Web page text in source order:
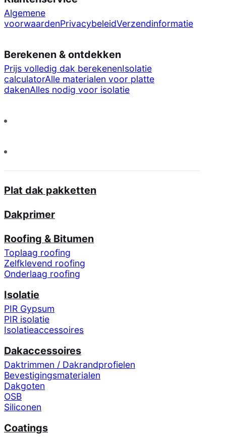
Algemene
voorwaardenPrivacybeleidVerzendinformatie
Berekenen & ontdekken
Prijs volledig dak berekenenIsolatie
calculatorAlle materialen voor platte
dakenAlles nodig voor isolatie
Plat dak pakketten
Dakprimer
Roofing & Bitumen
Toplaag roofing
Zelfklevend roofing
Onderlaag roofing
Isolatie
PIR Gypsum
PIR isolatie
Isolatieaccessoires
Dakaccessoires
Daktrimmen / Dakrandprofielen
Bevestigingsmaterialen
Dakgoten
OSB
Siliconen
Coatings